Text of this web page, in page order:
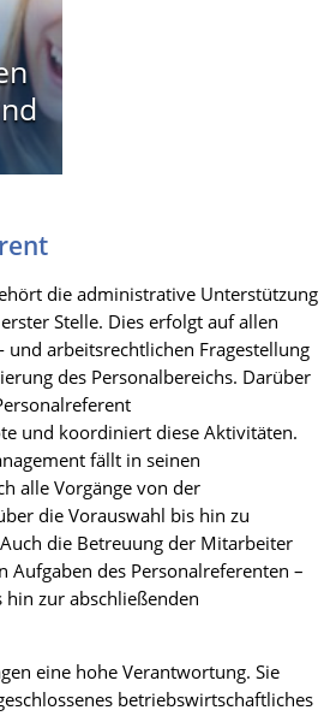
die administrative Unterstützung
Stelle. Dies erfolgt auf allen
und arbeitsrechtlichen Fragestellung
des Personalbereichs. Darüber
und koordiniert diese Aktivitäten.
fällt in seinen
alle Vorgänge von der
die Vorauswahl bis hin zu
die Betreuung der Mitarbeiter
Aufgaben des Personalreferenten –
zur abschließenden
eine hohe Verantwortung. Sie
betriebswirtschaftliches